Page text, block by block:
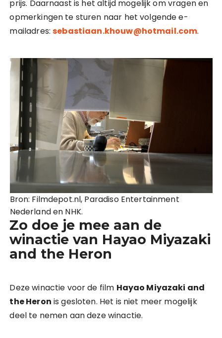
prijs. Daarnaast is het altijd mogelijk om vragen en
opmerkingen te sturen naar het volgende e-
mailadres:sebastiaan.khouw@hotmail.com.
Bron: Filmdepot.nl, Paradiso Entertainment
Nederland en NHK.
Zo doe je mee aan de
winactie van Hayao Miyazaki
and the Heron
Deze winactie voor de film Hayao Miyazaki and
the Heron is gesloten. Het is niet meer mogelijk
deel te nemen aan deze winactie.